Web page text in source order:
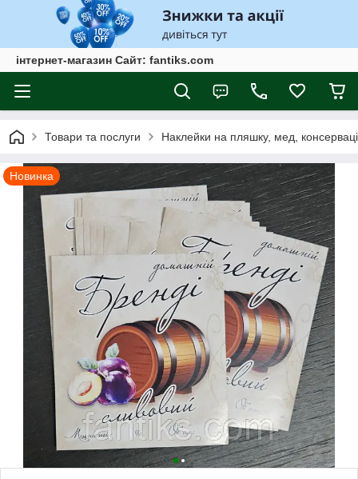
інтернет-магазин Сайт: fantiks.com
Товари та послуги Наклейки на пляшку, мед,
Новинка